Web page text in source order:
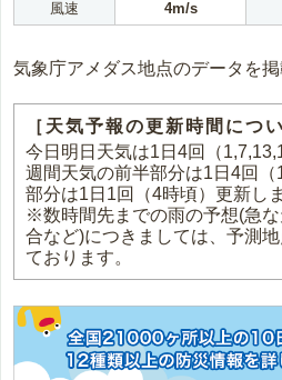
風速
4m/s
気象庁アメダス地点のデータを
［天気予報の更新時間につ
今日明日天気は1日4回（
週間天気の前半部分は1日4回
部分は1日1回（4時頃）更新しま
※数時間先までの雨の予想(急
合など)につきましては、予測
ております。